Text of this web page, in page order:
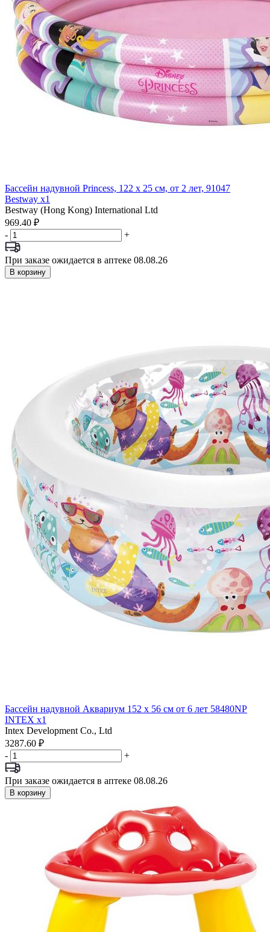
Бассейн надувной Princess, 122 х 25 см, от 2 лет, 91047
Bestway x1
Bestway (Hong Kong) International Ltd
969.40 ₽
-
+
При заказе ожидается в аптеке 08.08.26
В корзину
Бассейн надувной Аквариум 152 х 56 см от 6 лет 58480NP
INTEX x1
Intex Development Co., Ltd
3287.60 ₽
-
+
При заказе ожидается в аптеке 08.08.26
В корзину